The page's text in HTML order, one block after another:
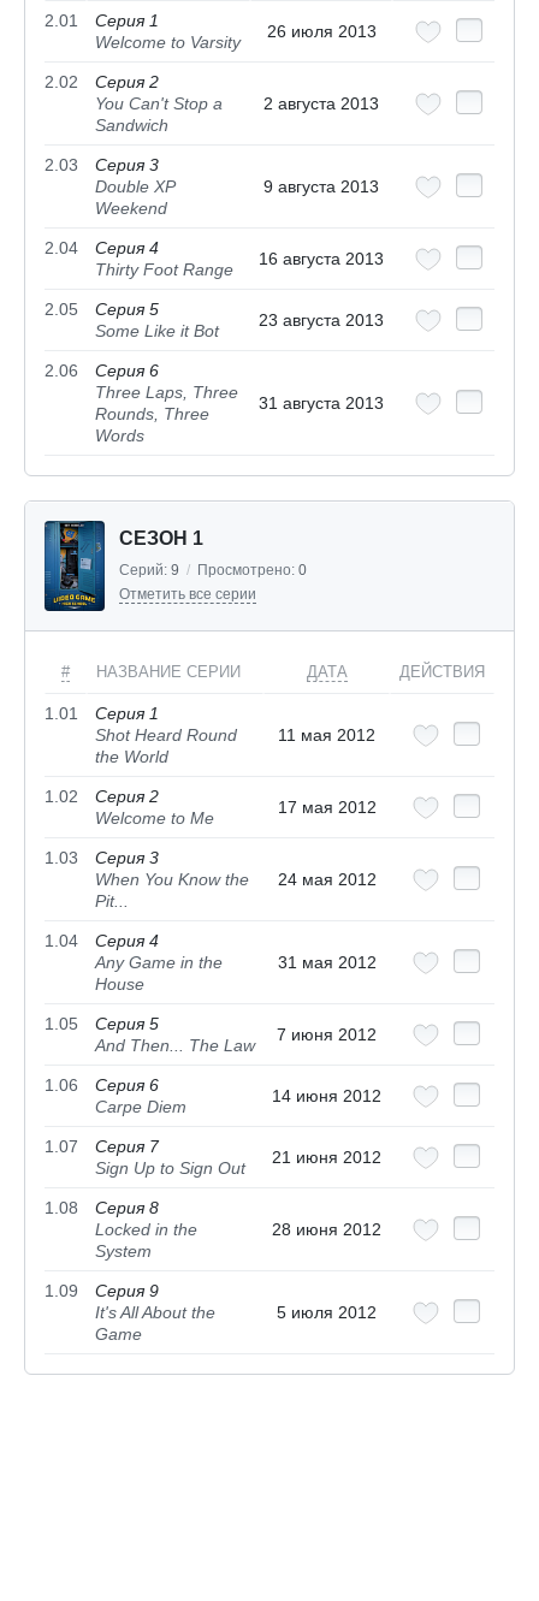
2.01
Серия 1
Welcome to Varsity
26 июля 2013
2.02
Серия 2
You Can't Stop a
Sandwich
2 августа 2013
2.03
Серия 3
Double XP
Weekend
9 августа 2013
2.04
Серия 4
Thirty Foot Range
16 августа 2013
2.05
Серия 5
Some Like it Bot
23 августа 2013
2.06
Серия 6
Three Laps, Three
Rounds, Three
Words
31 августа 2013
СЕЗОН 1
Серий: 9 / Просмотрено: 0
Отметить все серии
# НАЗВАНИЕ СЕРИИ ДАТА ДЕЙСТВИЯ
1.01
Серия 1
Shot Heard Round
the World
11 мая 2012
1.02
Серия 2
Welcome to Me
17 мая 2012
1.03
Серия 3
When You Know the
Pit...
24 мая 2012
1.04
Серия 4
Any Game in the
House
31 мая 2012
1.05
Серия 5
And Then... The Law
7 июня 2012
1.06
Серия 6
Carpe Diem
14 июня 2012
1.07
Серия 7
Sign Up to Sign Out
21 июня 2012
1.08
Серия 8
Locked in the
System
28 июня 2012
1.09
Серия 9
It's All About the
Game
5 июля 2012